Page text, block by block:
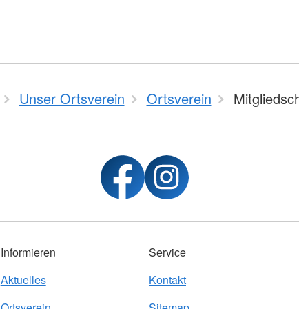
Unser Ortsverein Ortsverein
Informieren
Aktuelles
Service
Kontakt